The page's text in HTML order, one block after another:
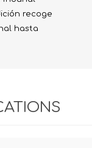
recoge
hasta